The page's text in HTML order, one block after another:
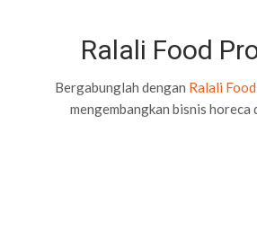
Ralali Food
Bergabunglah dengan Ralali
mengembangkan bisnis horeca